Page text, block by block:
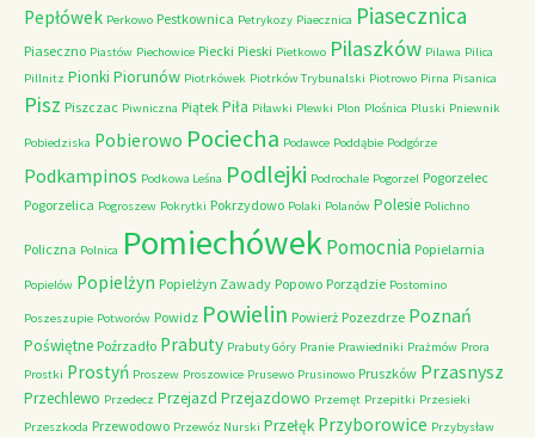
Pepłówek Perkowo Pestkownica Petrykozy Piaecznica Piasecznica
Piaseczno Piastów Piechowice Piecki Pieski Pietkowo Pilaszków Pilawa Pilica
Pillnitz Pionki Piorunów Piotrkówek Piotrków Trybunalski Piotrowo Pirna Pisanica
Pisz Piszczac Piwniczna Piątek Piła Piławki Plewki Plon Plośnica Pluski Pniewnik
Pobiedziska Pobierowo Pociecha Podawce Poddąbie Podgórze
Podkampinos Podkowa Leśna Podlejki Podrochale Pogorzel Pogorzelec
Pogorzelica Pogroszew Pokrytki Pokrzydowo Polaki Polanów Polesie Polichno
Policzna Polnica PomiechówekPomocnia Popielarnia
Popielów Popielżyn Popielżyn Zawady Popowo Porządzie Postomino
Poszeszupie Potworów Powidz Powielin Powierż Pozezdrze Poznań
Poświętne Poźrzadło Prabuty Prabuty Góry Pranie Prawiedniki Prażmów Prora
Prostki Prostyń Proszew Proszowice Prusewo Prusinowo Pruszków Przasnysz
Przechlewo Przedecz Przejazd Przejazdowo Przemęt Przepitki Przesieki
Przeszkoda Przewodowo Przewóz Nurski Przełęk Przyborowice Przybysław